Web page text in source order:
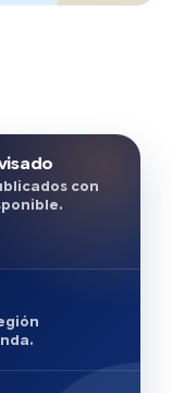
con